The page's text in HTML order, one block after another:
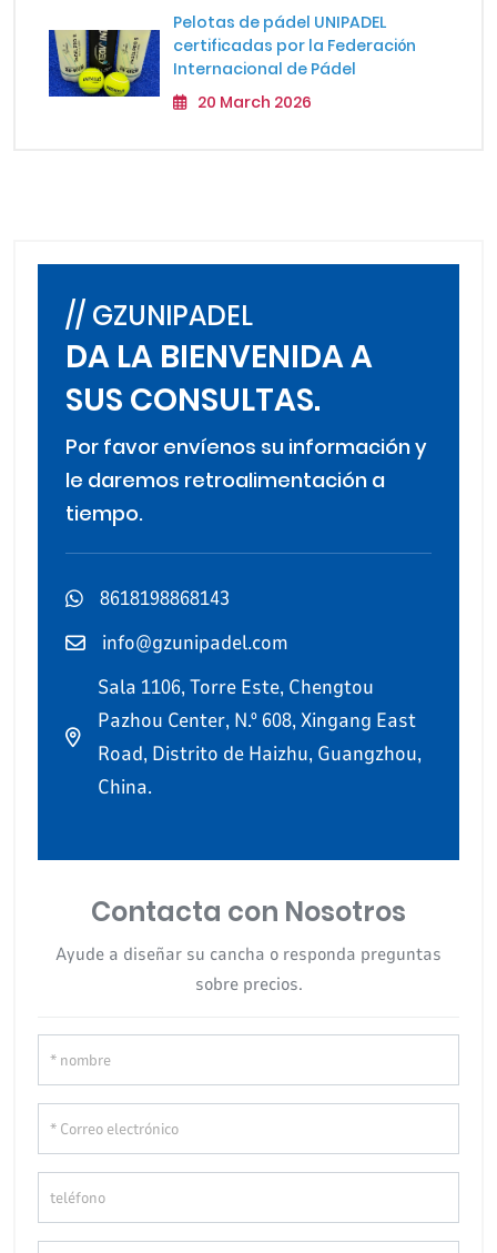
Pelotas de pádel UNIPADEL
certificadas por la Federación
Internacional de Pádel
20 March 2026
// GZUNIPADEL
DA LA BIENVENIDA A
SUS CONSULTAS.
Por favor envíenos su información y
le daremos retroalimentación a
tiempo.
8618198868143
info@gzunipadel.com
Sala 1106, Torre Este, Chengtou
Pazhou Center, N.º 608, Xingang East
Road, Distrito de Haizhu, Guangzhou,
China.
Contacta con Nosotros
Ayude a diseñar su cancha o responda preguntas
sobre precios.